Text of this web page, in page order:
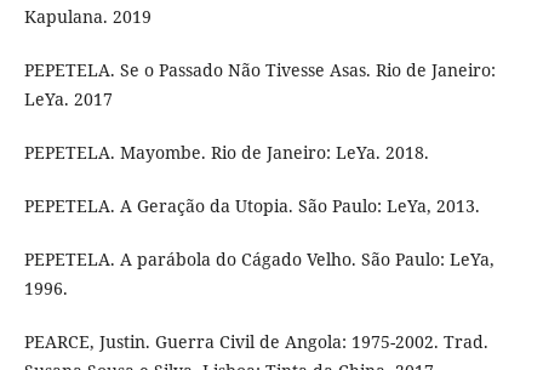
Kapulana. 2019
PEPETELA. Se o Passado Não Tivesse Asas. Rio de Janeiro:
LeYa. 2017
PEPETELA. Mayombe. Rio de Janeiro: LeYa. 2018.
PEPETELA. A Geração da Utopia. São Paulo: LeYa, 2013.
PEPETELA. A parábola do Cágado Velho. São Paulo: LeYa,
1996.
PEARCE, Justin. Guerra Civil de Angola: 1975-2002. Trad.